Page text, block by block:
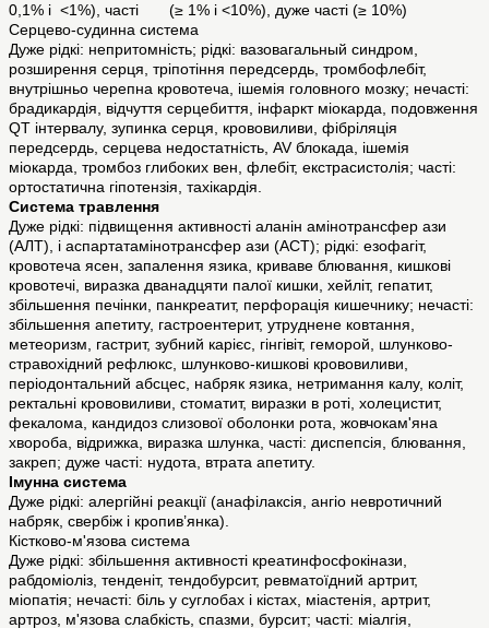
0,1% і <1%), часті (≥ 1% і <10%), дуже часті (≥ 10%)
Серцево-судинна система
Дуже рідкі: непритомність; рідкі: вазовагальный синдром,
розширення серця, тріпотіння передсердь, тромбофлебіт,
внутрішньо черепна кровотеча, ішемія головного мозку; нечасті:
брадикардія, відчуття серцебиття, інфаркт міокарда, подовження
QT інтервалу, зупинка серця, крововиливи, фібріляція
передсердь, серцева недостатність, AV блокада, ішемія
міокарда, тромбоз глибоких вен, флебіт, екстрасистолія; часті:
ортостатична гіпотензія, тахікардія.
Система травлення
Дуже рідкі: підвищення активності аланін амінотрансфер ази
(АЛТ), і аспартатамінотрансфер ази (АСТ); рідкі: езофагіт,
кровотеча ясен, запалення язика, криваве блювання, кишкові
кровотечі, виразка дванадцяти палої кишки, хейліт, гепатит,
збільшення печінки, панкреатит, перфорація кишечнику; нечасті:
збільшення апетиту, гастроентерит, утруднене ковтання,
метеоризм, гастрит, зубний карієс, гінгівіт, геморой, шлунково-
стравохідний рефлюкс, шлунково-кишкові крововиливи,
періодонтальний абсцес, набряк язика, нетримання калу, коліт,
ректальні крововиливи, стоматит, виразки в роті, холецистит,
фекалома, кандидоз слизової оболонки рота, жовчокам'яна
хвороба, відрижка, виразка шлунка, часті: диспепсія, блювання,
закреп; дуже часті: нудота, втрата апетиту.
Імунна система
Дуже рідкі: алергійні реакції (анафілаксія, ангіо невротичний
набряк, свербіж і кропив’янка).
Кістково-м'язова система
Дуже рідкі: збільшення активності креатинфосфокінази,
рабдоміоліз, тенденіт, тендобурсит, ревматоїдний артрит,
міопатія; нечасті: біль у суглобах і кістах, міастенія, артрит,
артроз, м'язова слабкість, спазми, бурсит; часті: міалгія,